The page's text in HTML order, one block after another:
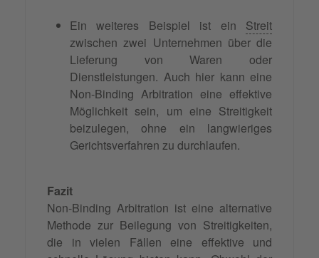
Ein weiteres Beispiel ist ein Streit
zwischen zwei Unternehmen über die
Lieferung von Waren oder
Dienstleistungen. Auch hier kann eine
Non-Binding Arbitration eine effektive
Möglichkeit sein, um eine Streitigkeit
beizulegen, ohne ein langwieriges
Gerichtsverfahren zu durchlaufen.
Fazit
Non-Binding Arbitration ist eine alternative
Methode zur Beilegung von Streitigkeiten,
die in vielen Fällen eine effektive und